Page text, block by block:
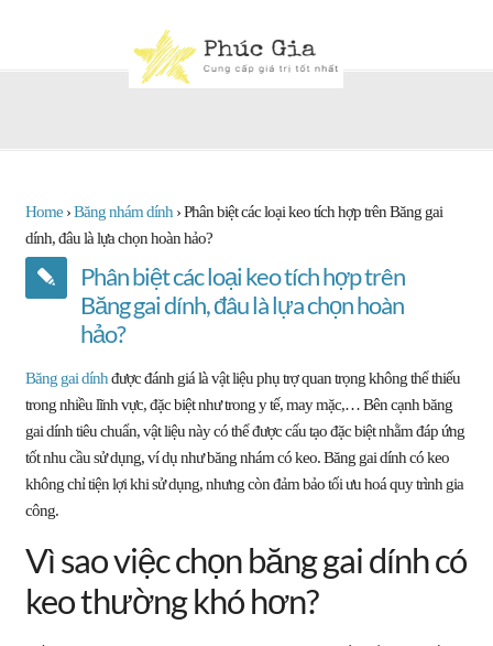
Home ›Băng nhám dính ›Phân biệt các loại keo tích hợp trên Băng gai
dính, đâu là lựa chọn hoàn hảo?
Phân biệt các loại keo tích hợp trên
Băng gai dính, đâu là lựa chọn hoàn
hảo?
Băng gai dínhđược đánh giá là vật liệu phụ trợ quan trọng không thể thiếu
trong nhiều lĩnh vực, đặc biệt như trong y tế, may mặc,… Bên cạnh băng
gai dính tiêu chuẩn, vật liệu này có thể được cấu tạo đặc biệt nhằm đáp ứng
tốt nhu cầu sử dụng, ví dụ như băng nhám có keo. Băng gai dính có keo
không chỉ tiện lợi khi sử dụng, nhưng còn đảm bảo tối ưu hoá quy trình gia
công.
Vì sao việc chọn băng gai dính có
keo thường khó hơn?